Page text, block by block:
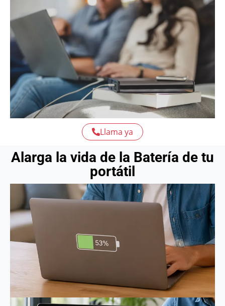
Llama ya
Alarga la vida de la Batería de tu
portátil